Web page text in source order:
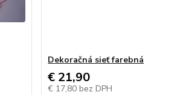
Dekoračná sieť farebná
€ 21,90
€ 17,80 bez DPH